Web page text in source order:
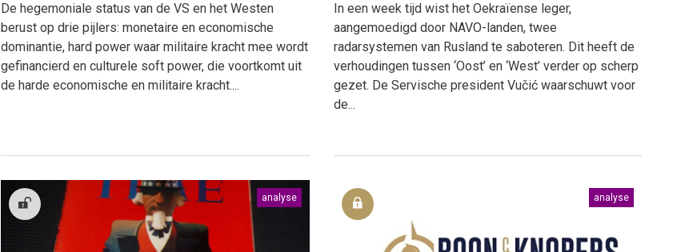
De hegemoniale status van de VS en het Westen
berust op drie pijlers: monetaire en economische
dominantie, hard power waar militaire kracht mee wordt
gefinancierd en culturele soft power, die voortkomt uit
de harde economische en militaire kracht....
In een week tijd wist het Oekraïense leger,
aangemoedigd door NAVO-landen, twee
radarsystemen van Rusland te saboteren. Dit heeft de
verhoudingen tussen ‘Oost’ en ‘West’ verder op scherp
gezet. De Servische president Vučić waarschuwt voor
de...
analyse analyse